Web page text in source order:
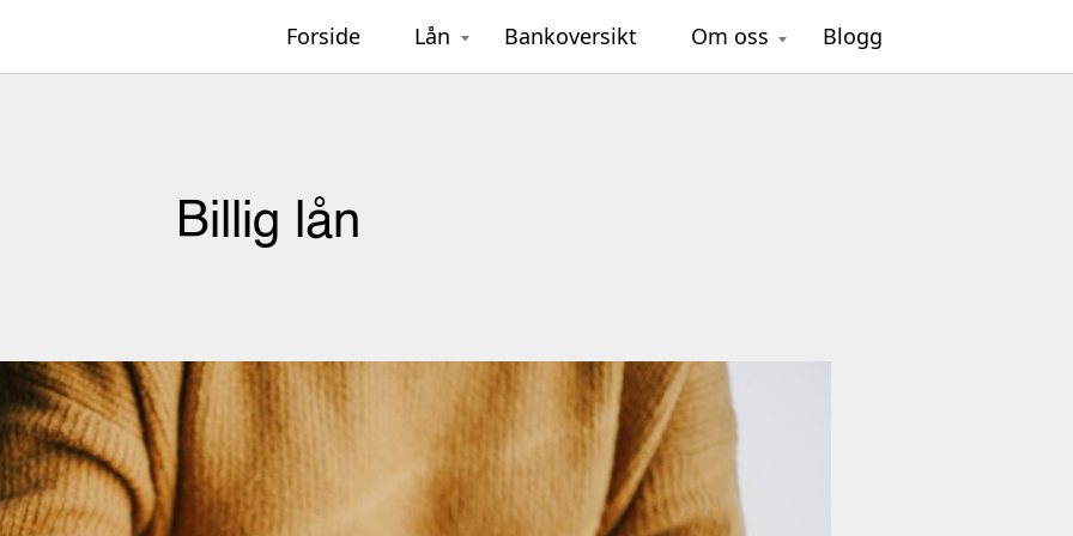
Forside Lån Bankoversikt Om oss Blogg
Billig lån